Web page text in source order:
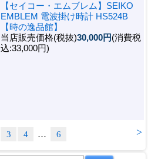
【セイコー・エムブレム】SEIKO
EMBLEM 電波掛け時計 HS524B
【時の逸品館】
当店販売価格(税抜)30,000円(消費税
込:33,000円)
>
3 4 … 6